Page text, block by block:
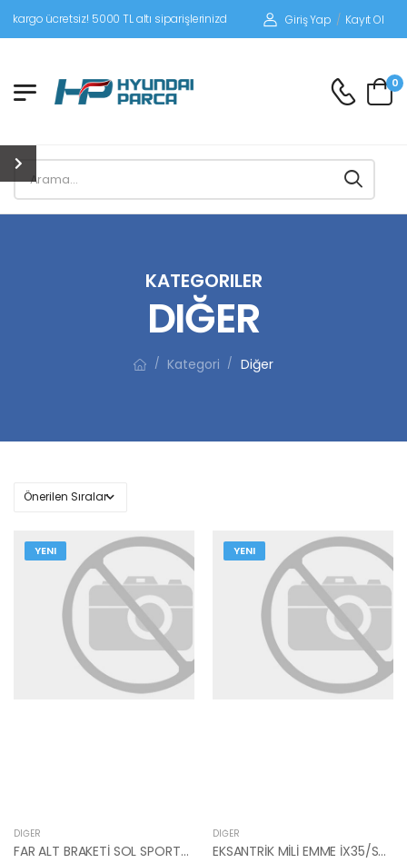
5000 TL altı siparişlerinizde siparişleriniz alıcı ödemeli gönderilir.
Giriş Yap / Kayıt Ol
0
KATEGORILER
DIĞER
/ Kategori / Diğer
YENI
DIĞER
FAR ALT BRAKETİ SOL SPORTAGE 18- 86533-F1500-HMC
YENI
DIĞER
EKSANTRİK MİLİ EMME İX35/SPORTAGE 24110-2F602-HMC